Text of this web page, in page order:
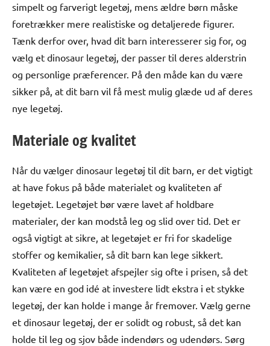
simpelt og farverigt legetøj, mens ældre børn måske
foretrækker mere realistiske og detaljerede figurer.
Tænk derfor over, hvad dit barn interesserer sig for, og
vælg et dinosaur legetøj, der passer til deres alderstrin
og personlige præferencer. På den måde kan du være
sikker på, at dit barn vil få mest mulig glæde ud af deres
nye legetøj.
Materiale og kvalitet
Når du vælger dinosaur legetøj til dit barn, er det vigtigt
at have fokus på både materialet og kvaliteten af
legetøjet. Legetøjet bør være lavet af holdbare
materialer, der kan modstå leg og slid over tid. Det er
også vigtigt at sikre, at legetøjet er fri for skadelige
stoffer og kemikalier, så dit barn kan lege sikkert.
Kvaliteten af legetøjet afspejler sig ofte i prisen, så det
kan være en god idé at investere lidt ekstra i et stykke
legetøj, der kan holde i mange år fremover. Vælg gerne
et dinosaur legetøj, der er solidt og robust, så det kan
holde til leg og sjov både indendørs og udendørs. Sørg